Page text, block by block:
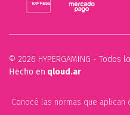
© 2026 HYPERGAMING - Todos
Hecho en qloud.ar
Conocé las normas que aplican